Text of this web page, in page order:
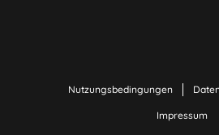
Nutzungsbedingungen
Impressum